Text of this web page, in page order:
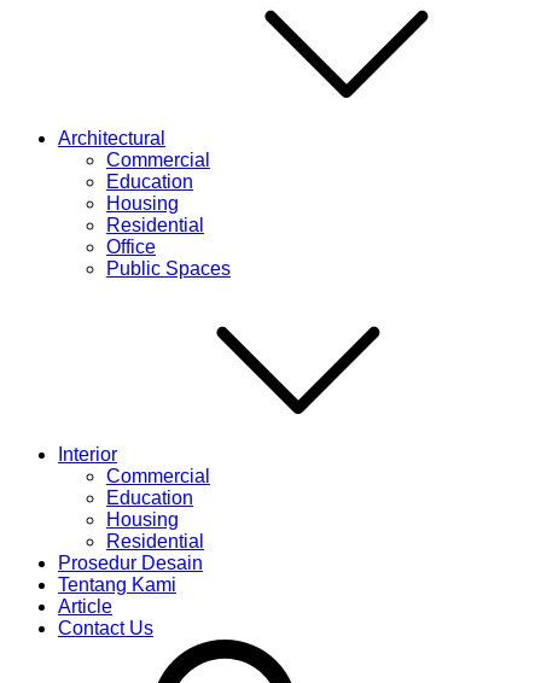
Architectural
Commercial
Education
Housing
Residential
Office
Public Spaces
Interior
Commercial
Education
Housing
Residential
Prosedur Desain
Tentang Kami
Article
Contact Us